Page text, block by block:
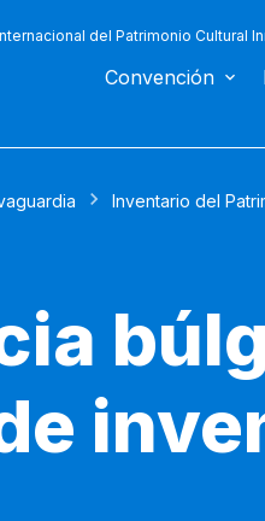
del Patrimonio Cultural
Convención
Inventario del